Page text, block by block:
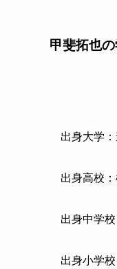
甲斐拓也
出身大学
出身高校
出身中学
出身小学